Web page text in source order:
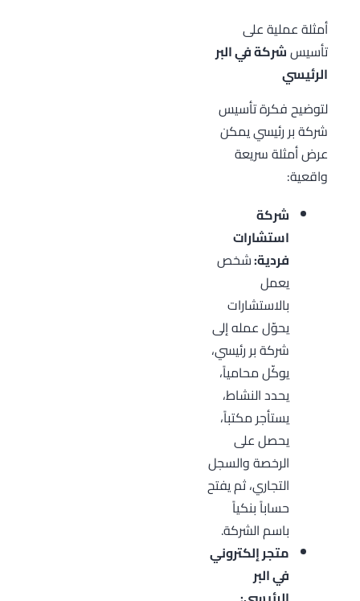
أمثلة عملية على
تأسيسشركة في البر
الرئيسي
لتوضيح فكرة تأسيس
شركة بر رئيسي يمكن
عرض أمثلة سريعة
واقعية:
شركة
استشارات
فردية:شخص
يعمل
بالاستشارات
يحوّل عمله إلى
شركة بر رئيسي،
يوكّل محامياً،
يحدد النشاط،
يستأجر مكتباً،
يحصل على
الرخصة والسجل
التجاري، ثم يفتح
حساباً بنكياً
باسم الشركة.
متجر إلكتروني
في البر